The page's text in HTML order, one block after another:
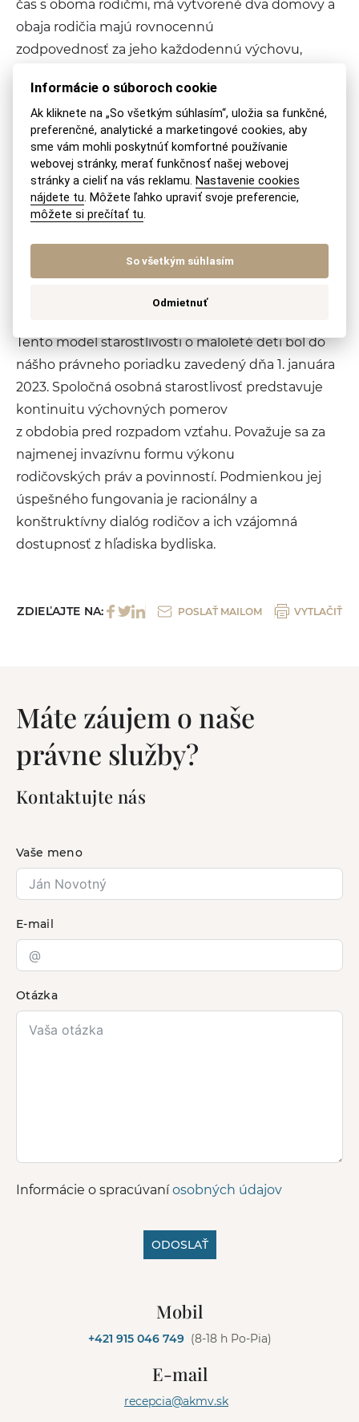
čas s oboma rodičmi, má vytvorené dva domovy a
obaja rodičia majú rovnocennú
zodpovednosť za jeho každodennú výchovu,
Viac k striedavej starostlivosti nájdete aj v našich
článkoch:
Zverenie dieťaťa do striedavej starostlivosti – ako
je to v praxi?
Striedavá starostlivosť o dieťa – podmienky
Spoločná osobná
starostlivosť
Tento model starostlivosti o maloleté deti bol do
nášho právneho poriadku zavedený dňa 1. januára
2023. Spoločná osobná starostlivosť predstavuje
kontinuitu výchovných pomerov
z obdobia pred rozpadom vzťahu. Považuje sa za
najmenej invazívnu formu výkonu
rodičovských práv a povinností. Podmienkou jej
úspešného fungovania je racionálny a
konštruktívny dialóg rodičov a ich vzájomná
dostupnosť z hľadiska bydliska.
ZDIEĽAJTE NA: POSLAŤ MAILOM VYTLAČIŤ
Máte záujem o naše
právne služby?
Kontaktujte nás
Vaše meno
E-mail
Otázka
Informácie o spracúvaníosobných údajov
ODOSLAŤ
Mobil
+421 915 046 749 (8-18 h Po-Pia)
E-mail
recepcia@akmv.sk
Informácie o súboroch cookie
Ak kliknete na „So všetkým súhlasím“, uložia sa funkčné,
preferenčné, analytické a marketingové cookies, aby
sme vám mohli poskytnúť komfortné používanie
webovej stránky, merať funkčnosť našej webovej
stránky a cieliť na vás reklamu. Nastavenie cookies
nájdete tu. Môžete ľahko upraviť svoje preferencie,
môžete si prečítať tu.
So všetkým súhlasím
Odmietnuť